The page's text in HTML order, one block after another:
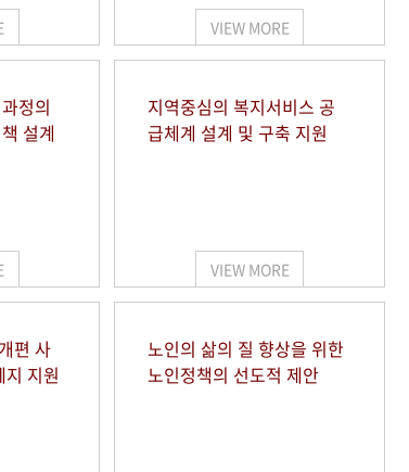
VIEW MORE
정의
설계
지역중심의 복지서비스 공
급체계 설계 및 구축 지원
VIEW MORE
편 사
지원
노인의 삶의 질 향상을 위한
노인정책의 선도적 제안